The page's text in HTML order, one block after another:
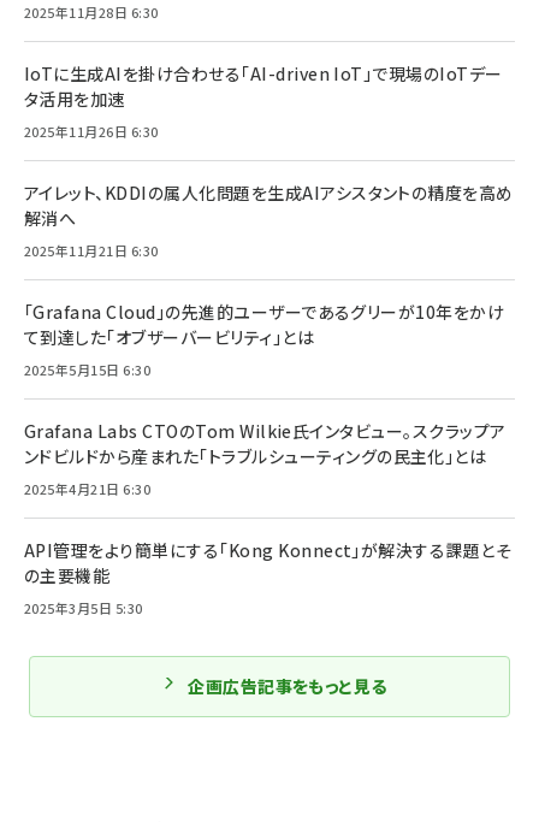
2025年11月28日 6:30
IoTに生成AIを掛け合わせる「AI-driven IoT」で現場のIoTデー
タ活用を加速
2025年11月26日 6:30
アイレット、KDDIの属人化問題を生成AIアシスタントの精度を高め
解消へ
2025年11月21日 6:30
「Grafana Cloud」の先進的ユーザーであるグリーが10年をかけ
て到達した「オブザーバービリティ」とは
2025年5月15日 6:30
Grafana Labs CTOのTom Wilkie氏インタビュー。スクラップア
ンドビルドから産まれた「トラブルシューティングの民主化」とは
2025年4月21日 6:30
API管理をより簡単にする「Kong Konnect」が解決する課題とそ
の主要機能
2025年3月5日 5:30
企画広告記事をもっと見る